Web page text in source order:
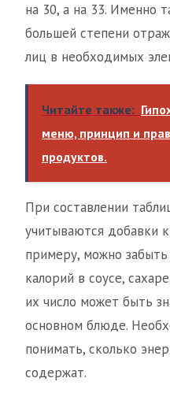
на 30, а на 33. Именно
большей степени
лиц в необходимых
Читайте также:
меню, принцип и
продуктов.
При составлении
учитываются добавки
примеру, можно забыть
калорий в соусе,
их число может быть
основном блюде.
понимать, сколько
содержат.